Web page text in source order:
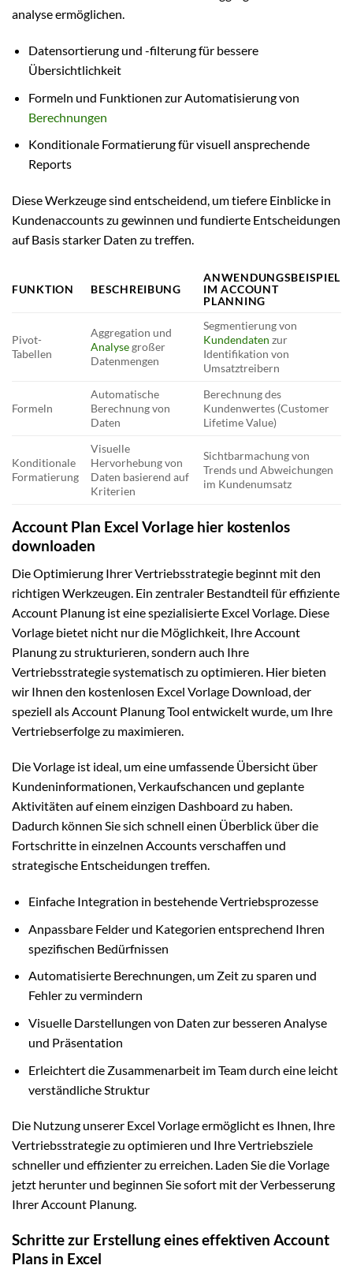
analyse ermöglichen.
Datensortierung und -filterung für bessere
Übersichtlichkeit
Formeln und Funktionen zur Automatisierung von
Berechnungen
Konditionale Formatierung für visuell ansprechende
Reports
Diese Werkzeuge sind entscheidend, um tiefere Einblicke in
Kundenaccounts zu gewinnen und fundierte Entscheidungen
auf Basis starker Daten zu treffen.
FUNKTION BESCHREIBUNG
ANWENDUNGSBEISPIEL
IM ACCOUNT
PLANNING
Pivot-
Tabellen
Aggregation und
Analysegroßer
Datenmengen
Segmentierung von
Kundendaten zur
Identifikation von
Umsatztreibern
Formeln
Automatische
Berechnung von
Daten
Berechnung des
Kundenwertes (Customer
Lifetime Value)
Konditionale
Formatierung
Visuelle
Hervorhebung von
Daten basierend auf
Kriterien
Sichtbarmachung von
Trends und Abweichungen
im Kundenumsatz
Account Plan Excel Vorlage hier kostenlos
downloaden
Die Optimierung Ihrer Vertriebsstrategie beginnt mit den
richtigen Werkzeugen. Ein zentraler Bestandteil für effiziente
Account Planung ist eine spezialisierte Excel Vorlage. Diese
Vorlage bietet nicht nur die Möglichkeit, Ihre Account
Planung zu strukturieren, sondern auch Ihre
Vertriebsstrategie systematisch zu optimieren. Hier bieten
wir Ihnen den kostenlosen Excel Vorlage Download, der
speziell als Account Planung Tool entwickelt wurde, um Ihre
Vertriebserfolge zu maximieren.
Die Vorlage ist ideal, um eine umfassende Übersicht über
Kundeninformationen, Verkaufschancen und geplante
Aktivitäten auf einem einzigen Dashboard zu haben.
Dadurch können Sie sich schnell einen Überblick über die
Fortschritte in einzelnen Accounts verschaffen und
strategische Entscheidungen treffen.
Einfache Integration in bestehende Vertriebsprozesse
Anpassbare Felder und Kategorien entsprechend Ihren
spezifischen Bedürfnissen
Automatisierte Berechnungen, um Zeit zu sparen und
Fehler zu vermindern
Visuelle Darstellungen von Daten zur besseren Analyse
und Präsentation
Erleichtert die Zusammenarbeit im Team durch eine leicht
verständliche Struktur
Die Nutzung unserer Excel Vorlage ermöglicht es Ihnen, Ihre
Vertriebsstrategie zu optimieren und Ihre Vertriebsziele
schneller und effizienter zu erreichen. Laden Sie die Vorlage
jetzt herunter und beginnen Sie sofort mit der Verbesserung
Ihrer Account Planung.
Schritte zur Erstellung eines effektiven Account
Plans in Excel